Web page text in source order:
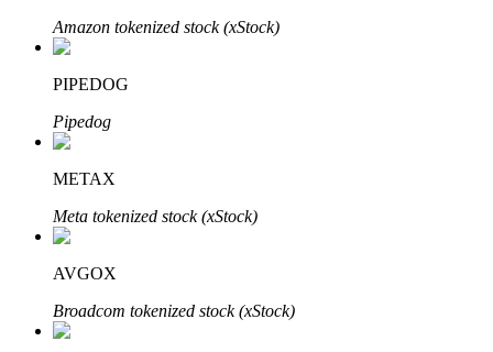
Meer informatie over het verdienen van passief inkomen
Bitrue
AI
Bitrue-partners
Amazon tokenized stock (xStock)
PIPEDOG
Pipedog
METAX
Meta tokenized stock (xStock)
AVGOX
Broadcom tokenized stock (xStock)